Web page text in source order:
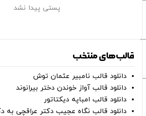
پستی پیدا نشد
قالب‌های منتخب
دانلود قالب نامبیر عثمان ‌توش
دانلود قالب آواز خوندن دختر بیرانوند
دانلود قالب امباپه دیکتاتور
دانلود قالب نگاه عجیب دکتر عراقچی به